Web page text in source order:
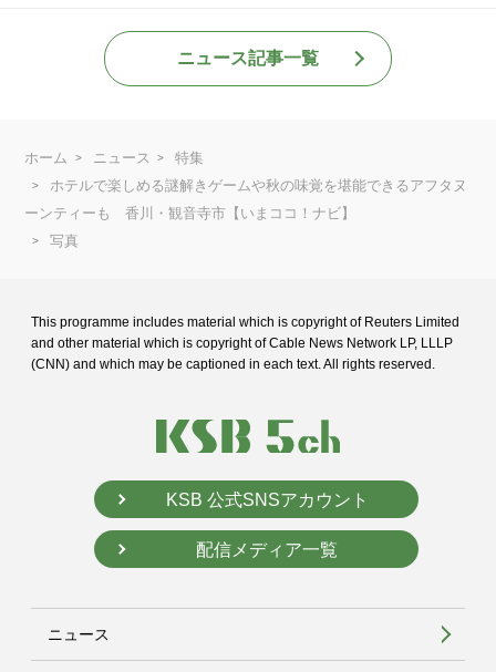
ニュース記事一覧
ホーム ニュース
特集
ホテルで楽しめる謎解きゲームや秋の味覚を堪能できるアフタヌ
ーンティーも 香川・観音寺市【いまココ！ナビ】
写真
This programme includes material which is copyright of Reuters Limited
and other material which is copyright of Cable News Network LP, LLLP
(CNN) and which may be captioned in each text. All rights reserved.
KSB 公式SNSアカウント
配信メディア一覧
ニュース